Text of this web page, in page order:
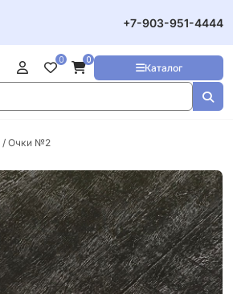
+7-903-951-4444
Каталог
0 0
/ Очки №2